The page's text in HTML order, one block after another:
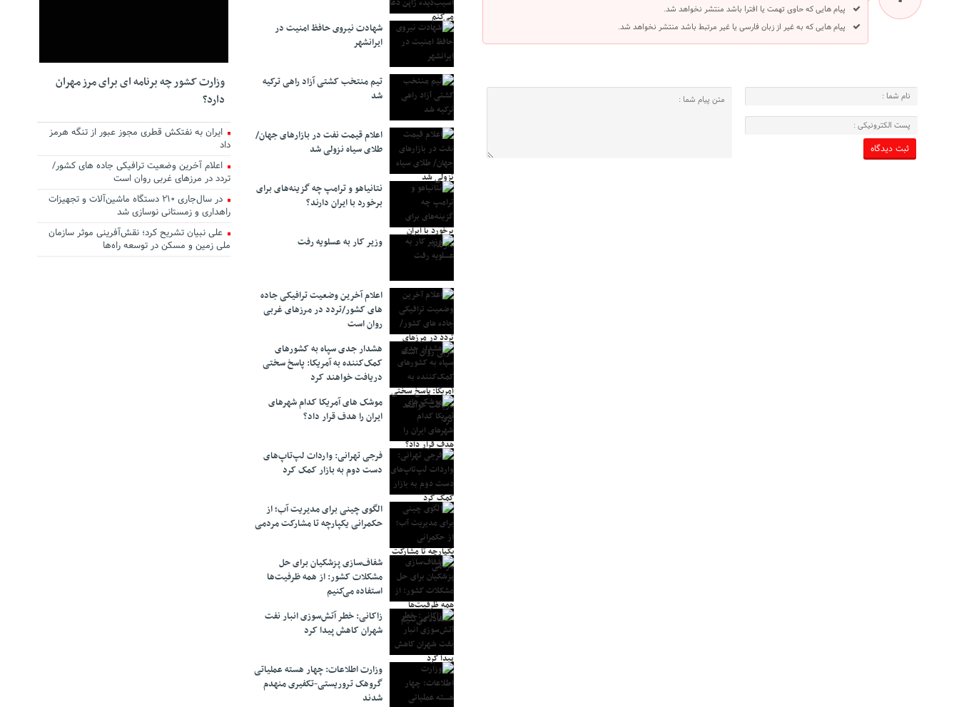
پیام هایی که حاوی تهمت یا افترا باشد منتشر نخواهد شد.
پیام هایی که به غیر از زبان فارسی یا غیر مرتبط باشد منتشر نخواهد شد.
شهادت نیروی حافظ امنیت در
ایرانشهر
تیم منتخب کشتی آزاد راهی ترکیه
شد
اعلام قیمت نفت در بازارهای جهان/
طلای سیاه نزولی شد
نتانیاهو و ترامپ چه گزینه‌های برای
برخورد با ایران دارند؟
وزیر کار به عسلویه رفت
اعلام آخرین وضعیت ترافیکی جاده
های کشور/تردد در مرزهای غربی
روان است
هشدار جدی سپاه به کشورهای
کمک‌کننده به آمریکا: پاسخ سختی
دریافت خواهند کرد
موشک های آمریکا کدام شهرهای
ایران را هدف قرار داد؟
فرجی تهرانی: واردات لپ‌تاپ‌های
دست دوم به بازار کمک کرد
الگوی چینی برای مدیریت آب؛ از
حکمرانی یکپارچه تا مشارکت مردمی
شفاف‌سازی پزشکیان برای حل
مشکلات کشور: از همه ظرفیت‌ها
استفاده می‌کنیم
زاکانی: خطر آتش‌سوزی انبار نفت
شهران کاهش پیدا کرد
وزارت اطلاعات: چهار هسته‌ عملیاتی
گروهک‌ تروریستی-تکفیری منهدم
شدند
وزارت کشور چه برنامه ای برای مرز مهران
دارد؟
ایران به نفتکش قطری مجوز عبور از تنگه هرمز
داد
اعلام آخرین وضعیت ترافیکی جاده های کشور/
تردد در مرزهای غربی روان است
در سال‌جاری ۲۱۰ دستگاه ماشین‌آلات و تجهیزات
راهداری و زمستانی نوسازی شد
علی نبیان تشریح کرد؛ نقش‌آفرینی موثر سازمان
ملی زمین و مسکن در توسعه راه‌ها